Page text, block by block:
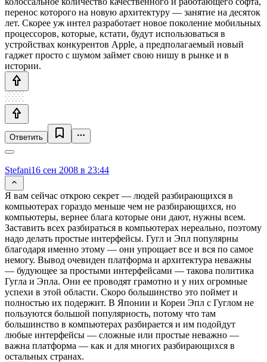
перенос которого на новую архитектуру — занятие на десяток
лет. Скорее уж интел разработает новое поколение мобильных
процессоров, которые, кстати, будут использоваться в
устройствах конкурентов Apple, а предполагаемый новый
гаджет просто с шумом займет свою нишу в рынке и в
истории.
Ответить
Stefani16 сен 2008 в 23:44
Я вам сейчас открою секрет — людей разбирающихся в
компьютерах гораздо меньше чем не разбирающихся, но
компьютеры, вернее блага которые они дают, нужны всем.
Заставить всех разбираться в компьютерах нереально, поэтому
надо делать простые интерфейсы. Гугл и Эпл популярны
благодаря именно этому — они упрощает все и вся по самое
немогу. Вывод очевиден платформа и архитектура неважны
— будующее за простыми интерфейсами — такова политика
Гугла и Эпла. Они ее проводят грамотно и у них огромные
успехи в этой области. Скоро большинство это поймет и
полностью их подержит. В Японии и Кореи Эпл с Гуглом не
пользуются большой популярность, потому что там
большинство в компьютерах разбирается и им подойдут
любые интерфейсы — сложные или простые неважно —
важна платформа — как и для многих разбирающихся в
остальных странах.